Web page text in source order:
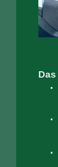
Das